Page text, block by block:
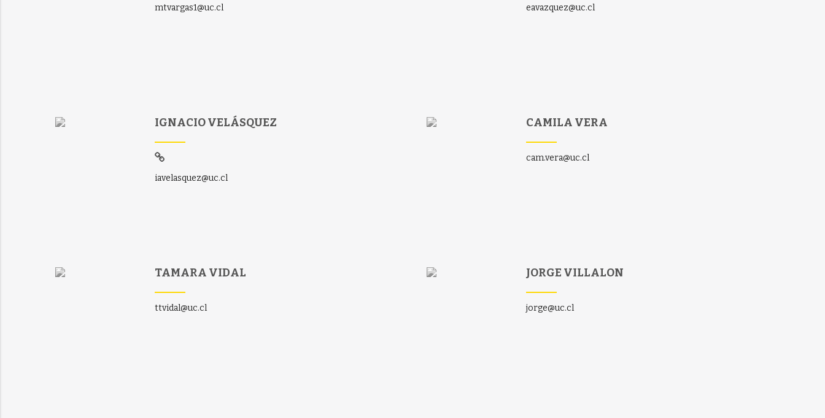
mtvargas1@uc.cl eavazquez@uc.cl
IGNACIO VELÁSQUEZ
iavelasquez@uc.cl
CAMILA VERA
cam.vera@uc.cl
TAMARA VIDAL
ttvidal@uc.cl
JORGE VILLALON
jorge@uc.cl